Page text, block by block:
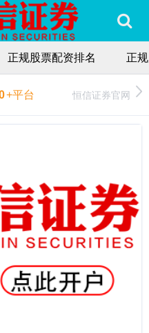
正规股票配资排名 正
+平台 恒信证券官网